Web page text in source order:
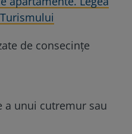
de consecințe
a unui cutremur sau